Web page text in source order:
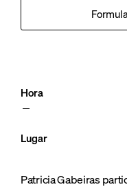
Hora
Lugar
Patricia Gabeiras